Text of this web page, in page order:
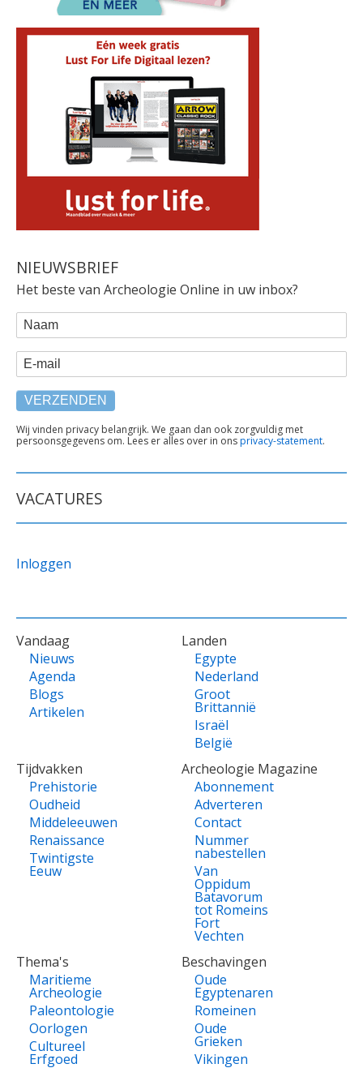
NIEUWSBRIEF
Het beste van Archeologie Online in uw inbox?
WEBFORM
Naam
E-mail
TEKST
ONDER
Wij vinden privacy belangrijk. We gaan dan ook zorgvuldig met
persoonsgegevens om. Lees er alles over in onsprivacy-statement.
VACATURES
Inloggen
VOET
Vandaag
Nieuws
Agenda
Blogs
Artikelen
Landen
Egypte
Nederland
Groot
Brittannië
Israël
België
Tijdvakken
Prehistorie
Oudheid
Middeleeuwen
Renaissance
Twintigste
Eeuw
Archeologie Magazine
Abonnement
Adverteren
Contact
Nummer
nabestellen
Van
Oppidum
Batavorum
tot Romeins
Fort
Vechten
Thema's
Maritieme
Archeologie
Paleontologie
Oorlogen
Cultureel
Erfgoed
Beschavingen
Oude
Egyptenaren
Romeinen
Oude
Grieken
Vikingen